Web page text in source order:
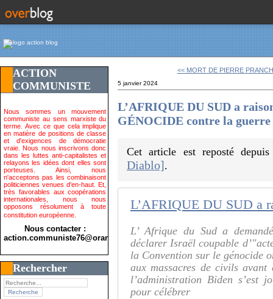
ACTION
COMMUNISTE
Nous sommes un mouvement
communiste au sens marxiste du
terme. Avec ce que cela implique
en matière de positions de classe
et d'exigences de démocratie
vraie. Nous nous inscrivons donc
dans les luttes anti-capitalistes et
relayons les idées dont elles sont
porteuses. Ainsi, nous
n'acceptons pas les combinaisont
politiciennes venues d'en-haut. Et,
très favorables aux coopérations
internationales, nous nous
opposons résolument à toute
constitution européenne.
Nous contacter :
action.communiste76@orange.fr>
Rechercher
<< MORT DE PIERRE
5 janvier 2024
L’AFRIQUE DU SUD a
GÉNOCIDE contre la
Cet article est reposté
Diablo].
L’ Afrique du Sud a
déclarer Israël coupable
la Convention sur le génocide
aux massacres de civils
l’administration Biden s’est
pour célébrer